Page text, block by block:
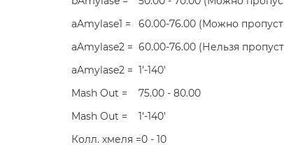
aAmylase1 =
60.00-76.00 (Можно
aAmylase2 = 60.00-76.00 (Нельзя
aAmylase2 = 1'-140'
Mash Out =
75.00 - 80.00
Mash Out =
1'-140'
Колл. хмеля =0 - 10